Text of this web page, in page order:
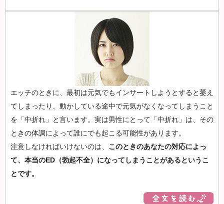
エッチのときに、最初は元気でもインサートしようとすると萎え
てしまったり、動かしている途中で元気がなくなってしまうこと
を「中折れ」と言います。実は男性にとって「中折れ」は、その
ときの体調によって誰にでも起こる可能性があります。
注意しなければいけないのは、 このときのあなたの対応によっ
て、本当のED（勃起不全）になってしまうことがあるというこ
とです。